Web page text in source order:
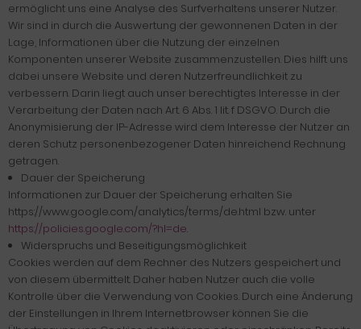
ermöglicht uns eine Analyse des Surfverhaltens unserer Nutzer.
Wir sind in durch die Auswertung der gewonnenen Daten in der
Lage, Informationen über die Nutzung der einzelnen
Komponenten unserer Website zusammenzustellen. Dies hilft uns
dabei unsere Website und deren Nutzerfreundlichkeit zu
verbessern. Darin liegt auch unser berechtigtes Interesse in der
Verarbeitung der Daten nach Art. 6 Abs. 1 lit. f DSGVO. Durch die
Anonymisierung der IP-Adresse wird dem Interesse der Nutzer an
deren Schutz personenbezogener Daten hinreichend Rechnung
getragen.
Dauer der Speicherung
Informationen zur Dauer der Speicherung erhalten Sie
https://www.google.com/analytics/terms/de.html bzw. unter
https://policies.google.com/?hl=de.
Widerspruchs und Beseitigungsmöglichkeit
Cookies werden auf dem Rechner des Nutzers gespeichert und
von diesem übermittelt. Daher haben Nutzer auch die volle
Kontrolle über die Verwendung von Cookies. Durch eine Änderung
der Einstellungen in Ihrem Internetbrowser können Sie die